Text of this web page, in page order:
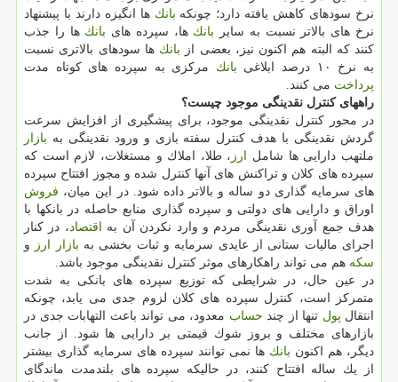
نرخ سودهای كاهش یافته دارد؛ چونكه بانك ها انگیزه دارند با پیشنهاد
نرخ های بالاتر نسبت به سایر بانك ها، سپرده های بانك ها را جذب
كنند كه البته هم اكنون نیز، بعضی از بانك ها سودهای بالاتری نسبت
به نرخ ۱۰ درصد ابلاغی
بانك مركزی به سپرده های كوتاه مدت
پرداخت می كنند.
راههای كنترل نقدینگی موجود چیست؟
در محور كنترل نقدینگی موجود، برای پیشگیری از افزایش سرعت
گردش نقدینگی با هدف كنترل سفته بازی و ورود نقدینگی به بازار
ملتهب دارایی ها شامل ارز ، طلا، املاك و مستغلات، لازم است كه
سپرده های كلان و تراكنش های آنها كنترل شده و مجوز افتتاح سپرده
های سرمایه گذاری دو ساله و بالاتر داده شود. در این میان، فروش
اوراق و دارایی های دولتی و سپرده گذاری منابع حاصله در بانكها با
هدف جمع آوری نقدینگی مردم و وارد نكردن آن به اقتصاد ، در كنار
اجرای مالیات ستانی از عایدی سرمایه و ثبات بخشی به بازار ارز
و
سكه هم می تواند راهكارهای موثر كنترل نقدینگی موجود باشد.
در عین حال، در شرایطی كه توزیع سپرده های بانكی به شدت
متمركز است، كنترل سپرده های كلان لزوم جدی می یابد، چونكه
انتقال پول تنها از چند حساب معدود، می تواند باعث التهابات جدی در
بازارهای مختلف و بروز شوك قیمتی بر دارایی ها شود. از جانب
دیگر، هم اكنون بانك ها نمی توانند سپرده های سرمایه گذاری بیشتر
از یك ساله افتتاح كنند، در حالیكه سپرده های بلندمدت ماندگای